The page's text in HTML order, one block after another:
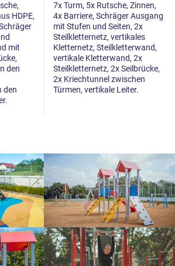
HDPE,
mit
den
den
7x Turm, 5x Rutsche, Zinnen,
4x Barriere, Schräger Ausgang
mit Stufen und Seiten, 2x
Steilkletternetz, vertikales
Kletternetz, Steilkletterwand,
vertikale Kletterwand, 2x
Steilkletternetz, 2x Seilbrücke,
2x Kriechtunnel zwischen
Türmen, vertikale Leiter.